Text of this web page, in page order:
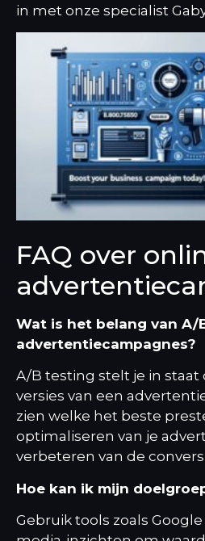
in met onze specialist
FAQ over
Wat is het belang van
advertentiecampagnes?
A/B testing stelt je in
versies van een
zien welke het beste
optimaliseren van je
verbeteren van de
Hoe kan ik mijn
Gebruik tools zoals